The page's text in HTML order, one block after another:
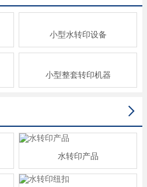
小型水转印设备
小型整套转印机器

水转印产品